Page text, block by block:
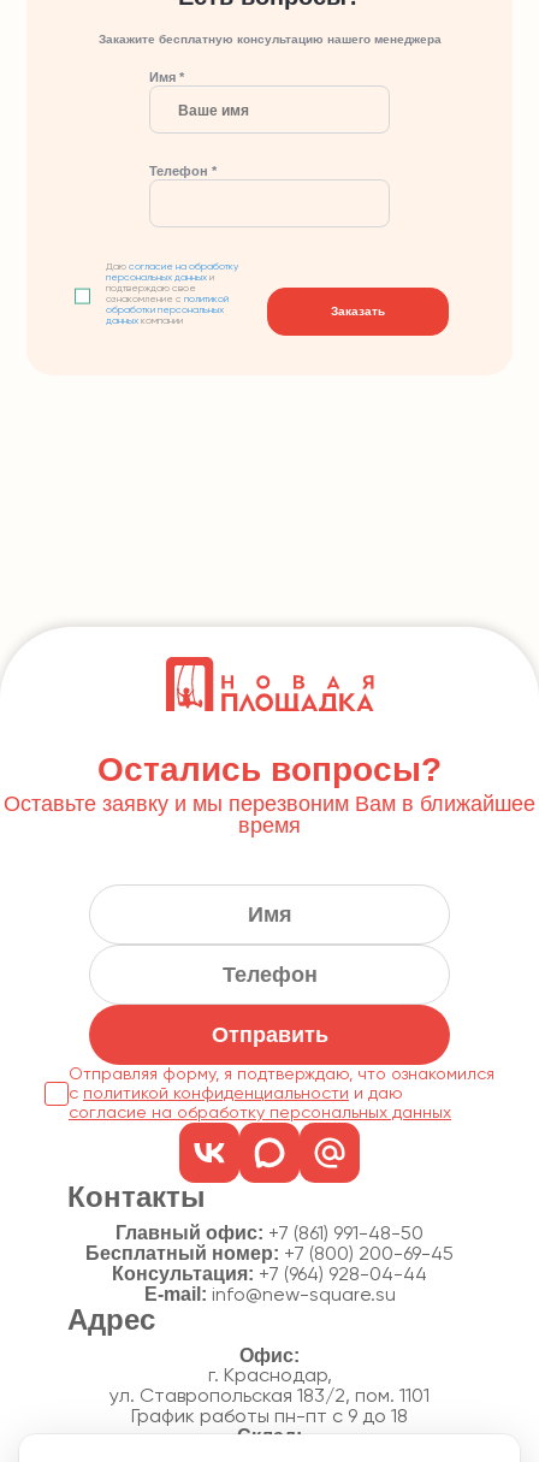
Закажите бесплатную консультацию нашего менеджера
Имя *
Телефон *
Даюсогласие на обработку
персональных данных и
подтверждаю свое
ознакомление сполитикой
обработки персональных
данных компании
Заказать
Остались вопросы?
Оставьте заявку и мы перезвоним Вам в ближайшее
время
Отправить
Отправляя форму, я подтверждаю, что ознакомился
с политикой конфиденциальности
согласие на обработку персональных данных
Контакты
Главный офис: +7 (861) 991-48-50
Бесплатный номер: +7 (800) 200-69-45
Консультация: +7 (964) 928-04-44
E-mail: info@new-square.su
Адрес
г. Краснодар,
ул. Ставропольская 183/2, пом. 1101
График работы пн-пт с 9 до 18